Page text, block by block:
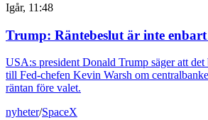
Igår, 11:48
Trump: Räntebeslut är inte
USA:s president Donald Trump säger att
till Fed-chefen Kevin Warsh om
räntan före valet.
nyheter/SpaceX